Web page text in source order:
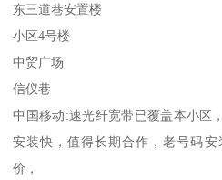
东三道巷安置楼
小区4号楼
中贸广场
信仪巷
中国移动:速光纤宽带已覆盖本小区
安装快，值得长期合作，老号码
价，